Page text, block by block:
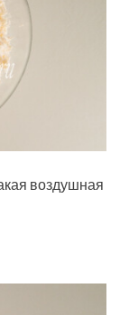
воздушная